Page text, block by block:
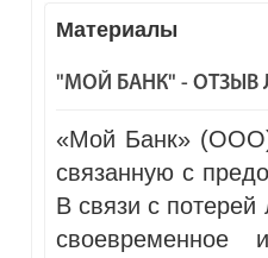
Материалы
"МОЙ БАНК" - ОТЗЫВ
«Мой Банк» (ООО)
связанную с
В связи с потерей
своевременное